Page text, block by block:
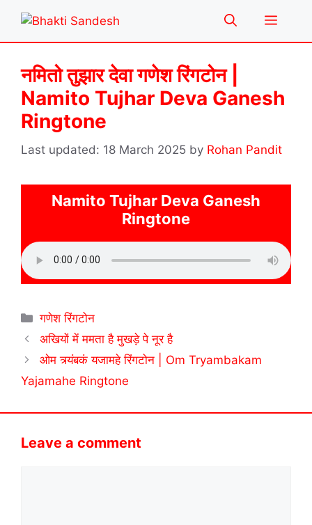
content
Menu
नमितो तुझार देवा गणेश रिंगटोन |
Namito Tujhar Deva Ganesh
Ringtone
18 March 2025 by Rohan Pandit
Namito Tujhar Deva Ganesh
Ringtone
Categories
गणेश रिंगटोन
अखियों में ममता है मुखड़े पे नूर है
ओम त्र्यंबकं यजामहे रिंगटोन | Om Tryambakam
Yajamahe Ringtone
Leave a comment